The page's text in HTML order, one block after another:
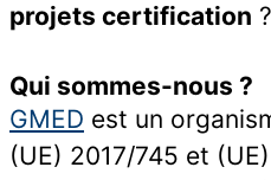
projets certification ?
Qui sommes-nous ?
GMED est un
(UE) 2017/745 et